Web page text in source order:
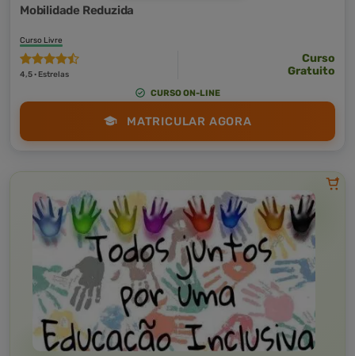
Mobilidade Reduzida
Curso Livre
4,5 · Estrelas
Curso
Gratuito
CURSO ON-LINE
MATRICULAR AGORA